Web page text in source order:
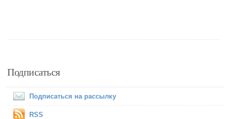
Подписаться
Подписаться на рассылку
RSS